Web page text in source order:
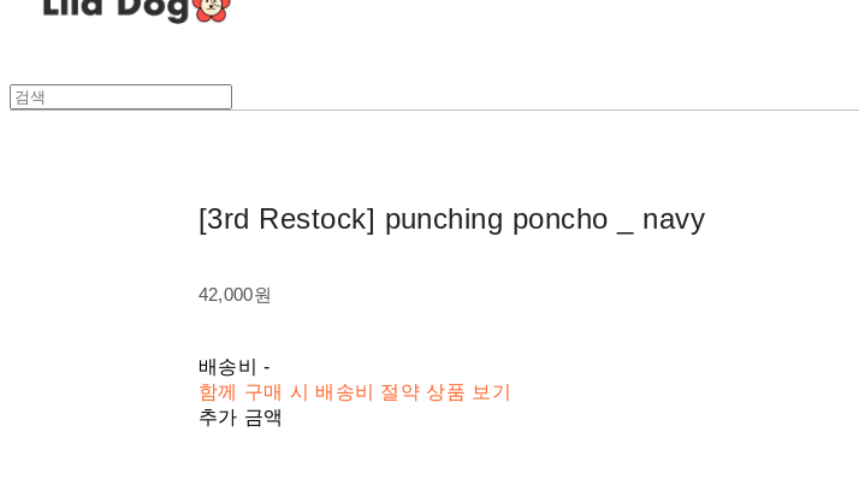
[3rd Restock] punching poncho _ navy
42,000원
배송비-
함께 구매 시 배송비 절약 상품 보기
추가 금액